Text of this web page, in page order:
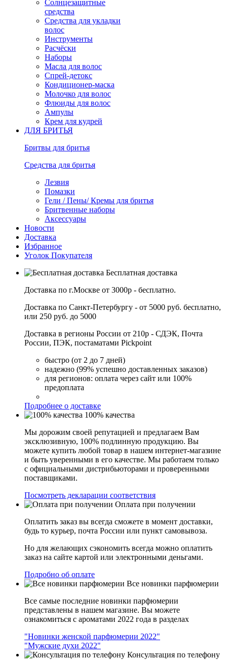
Солнцезащитные
средства
Средства для укладки
волос
Инструменты
Расчёски
Наборы
Масла для волос
Спрей-детокс
Кондиционер-маска
Молочко для волос
Флюиды для волос
Ампулы
Крем для кудрей
ДЛЯ БРИТЬЯ
Бритвы для бритья
Средства для бритья
Лезвия
Помазки
Гели / Пены/ Кремы для бритья
Бритвенные наборы
Аксессуары
Новости
Доставка
Избранное
Уголок Покупателя
Бесплатная доставка
Доставка по г.Москве от 3000р - бесплатно.
Доставка по Санкт-Петербургу - от 5000 руб. бесплатно,
или 250 руб. до 5000
Доставка в регионы России от 210р - СДЭК, Почта
России, ПЭК, постаматами Pickpoint
быстро (от 2 до 7 дней)
надежно (99% успешно доставленных заказов)
для регионов: оплата через сайт или 100%
предоплата
Подробнее о доставке
100% качества
Мы дорожим своей репутацией и предлагаем Вам
эксклюзивную, 100% подлинную продукцию. Вы
можете купить любой товар в нашем интернет-магазине
и быть уверенными в его качестве. Мы работаем только
с официальными дистрибьюторами и проверенными
поставщиками.
Посмотреть декларации соответствия
Оплата при получении
Оплатить заказ вы всегда сможете в момент доставки,
будь то курьер, почта России или пункт самовывоза.
Но для желающих сэкономить всегда можно оплатить
заказ на сайте картой или электронными деньгами.
Подробно об оплате
Все новинки парфюмерии
Все самые последние новинки парфюмерии
представлены в нашем магазине. Вы можете
ознакомиться с ароматами 2022 года в разделах
"Новинки женской парфюмерии 2022"
"Мужские духи 2022"
Консультация по телефону